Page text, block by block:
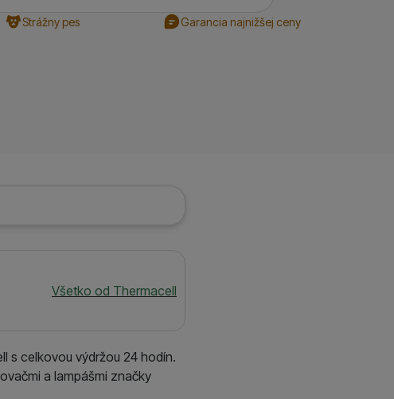
Strážny pes Garancia najnižšej ceny
Všetko od Thermacell
s celkovou výdržou 24 hodín.
a lampášmi značky